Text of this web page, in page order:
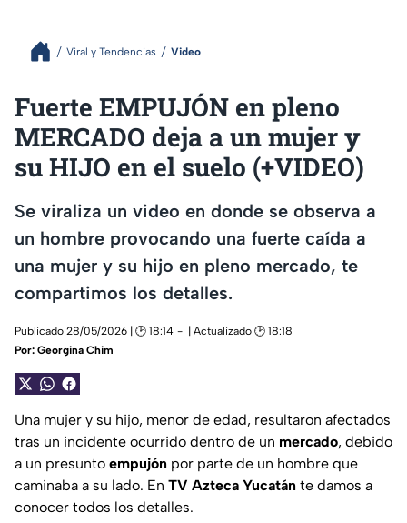
Viral y Tendencias Video
Fuerte EMPUJÓN en pleno
MERCADO deja a un mujer y
su HIJO en el suelo (+VIDEO)
Se viraliza un video en donde se observa a
un hombre provocando una fuerte caída a
una mujer y su hijo en pleno mercado, te
compartimos los detalles.
Publicado 28/05/2026 | 🕑 18:14
| Actualizado 🕑 18:18
Por: Georgina Chim
Una mujer y su hijo, menor de edad, resultaron afectados
tras un incidente ocurrido dentro de un mercado, debido
a un presunto empujón por parte de un hombre que
caminaba a su lado. En TV Azteca Yucatán te damos a
conocer todos los detalles.